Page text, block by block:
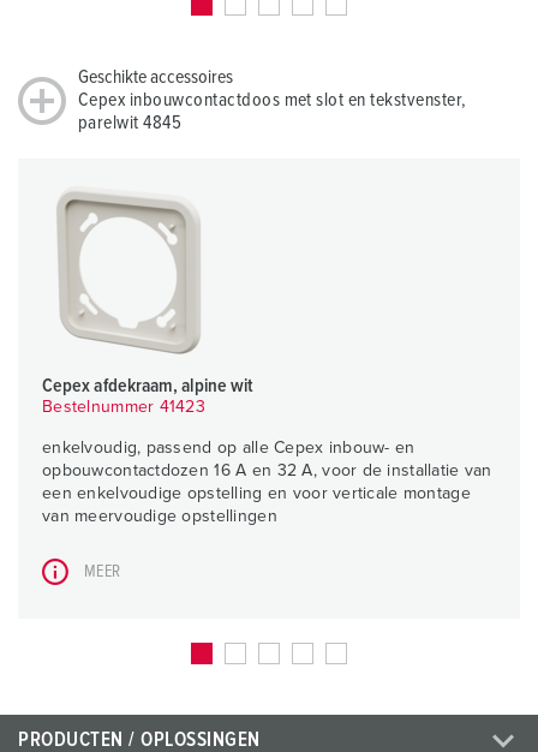
Geschikte accessoires
Cepex inbouwcontactdoos met slot en tekstvenster,
parelwit 4845
Cepex afdekraam, alpine wit
Bestelnummer 41423
enkelvoudig, passend op alle Cepex inbouw- en
opbouwcontactdozen 16 A en 32 A, voor de installatie van
een enkelvoudige opstelling en voor verticale montage
van meervoudige opstellingen
MEER
PRODUCTEN / OPLOSSINGEN